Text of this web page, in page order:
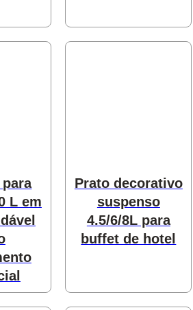
L em
Prato decorativo
suspenso
4.5/6/8L para
buffet de hotel